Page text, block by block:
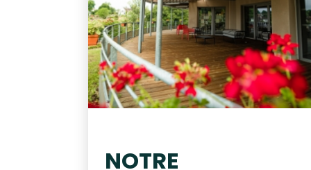
NOTRE